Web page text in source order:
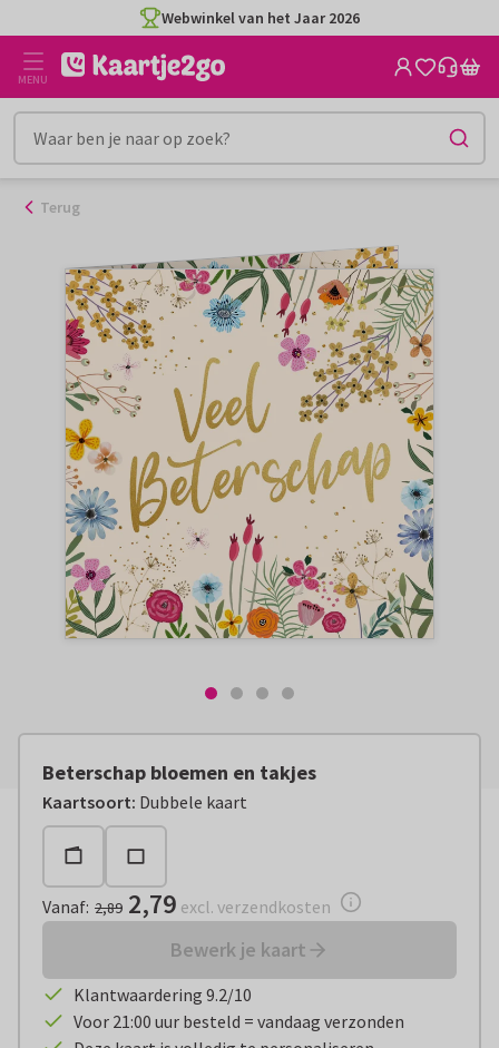
naar
inhoud
Webwinkel van het Jaar 2026
MENU
Terug
Beterschap bloemen en takjes
Kaartsoort: Dubbele kaart
Vanaf:€ 2,79 excl. verzendkosten
Vanaf: 2,89 2,79 excl. verzendkosten
Bewerk je kaart
Klantwaardering 9.2/10
Voor 21:00 uur besteld = vandaag verzonden